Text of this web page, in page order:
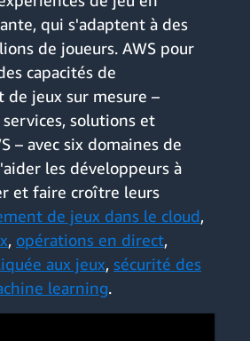
qui s'adaptent à des
de joueurs. AWS pour
capacités de
jeux sur mesure –
solutions et
– avec six domaines de
les développeurs à
et faire croître leurs
de jeux dans le cloud,
, opérations en direct,
aux jeux, sécurité des
learning.